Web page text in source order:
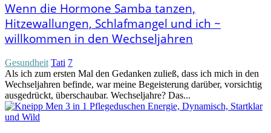
Wenn die Hormone Samba tanzen,
Hitzewallungen, Schlafmangel und ich ~
willkommen in den Wechseljahren
Gesundheit Tati 7
Als ich zum ersten Mal den Gedanken zuließ, dass ich mich in den
Wechseljahren befinde, war meine Begeisterung darüber, vorsichtig
ausgedrückt, überschaubar. Wechseljahre? Das...